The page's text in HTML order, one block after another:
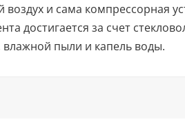
и сама компрессорная
достигается за счет
пыли и капель воды.